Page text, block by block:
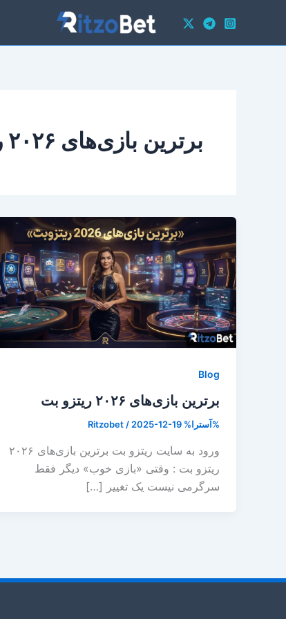
محتوا
برترین بازی‌های ۲۰۲۶ ریتزو بت
Blog
برترین بازی‌های ۲۰۲۶ ریتزو بت
%آسترا% Ritzobet/2025-12-19
ورود به سایت ریتزو بت برترین بازی‌های ۲۰۲۶
ریتزو بت : وقتی «بازی خوب» دیگر فقط
سرگرمی نیست یک تغییر […]